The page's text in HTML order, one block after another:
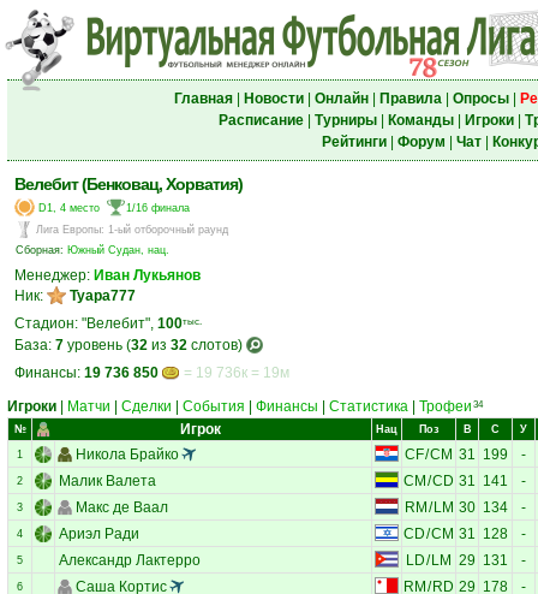
Главная| Новости| Онлайн| Правила| Опросы|
Расписание| Турниры| Команды| Игроки|
Рейтинги| Форум Чат|
Велебит (Бенковац, Хорватия)
D1, 4 место
1/16 финала
Лига Европы: 1-ый отборочный раунд
Сборная: Южный Судан, нац.
Менеджер: Иван Лукьянов
Ник:
Tyapa777
Стадион: "Велебит", 100тыс.
База: 7 уровень (32 из 32 слотов)
Финансы: 19 736 850
= 19 736к = 19м
Игроки
Матчи Сделки События Финансы Статистика Трофеи 34
№ Игрок Нац Поз В С У
1 Никола Брайко CF/CM 31 199 -
2 Малик Валета CM /CD 31 141 -
3 Макс де Ваал RM /LM 30 134 -
4 Ариэл Ради CD/CM 31 128 -
5 Александр Лактерро LD/ LM 29 131 -
6 Саша Кортис RM / RD 29 178 -